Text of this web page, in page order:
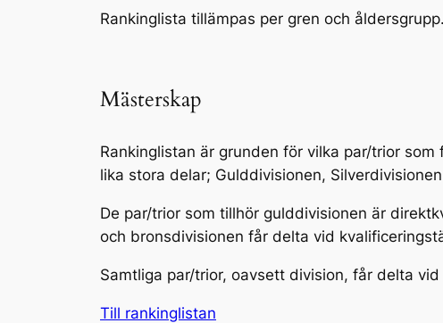
Rankinglista tillämpas per gren och
Mästerskap
Rankinglistan är grunden för vilka par/trior
lika stora delar; Gulddivisionen,
De par/trior som tillhör gulddivisionen är
och bronsdivisionen får delta vid
Samtliga par/trior, oavsett division, får delta
Till rankinglistan